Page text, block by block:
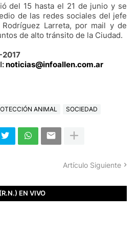
del 15 hasta el 21 de junio y se
de las redes sociales del jefe
Larreta, por mail y de
de alto tránsito de la Ciudad.
2017
noticias@infoallen.com.ar
ANIMAL SOCIEDAD
Artículo Siguiente
EN VIVO